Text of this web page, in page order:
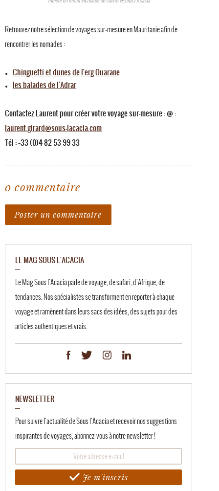
Retrouvez notre sélection de voyages sur-mesure en Mauritanie afin de
rencontrer les nomades :
Chinguetti et dunes de l'erg Ouarane
les balades de l'Adrar
Contactez Laurent pour créer votre voyage sur-mesure : @ :
laurent.girard@sous-lacacia.com
Tél : +33 (0)4 82 53 99 33
0 commentaire
Poster un commentaire
LE MAG SOUS L'ACACIA
Le Mag Sous l'Acacia parle de voyage, de safari, d'Afrique, de
tendances. Nos spécialistes se transforment en reporter à chaque
voyage et ramènent dans leurs sacs des idées, des sujets pour des
articles authentiques et vrais.
NEWSLETTER
Pour suivre l'actualité de Sous l'Acacia et recevoir nos suggestions
inspirantes de voyages, abonnez-vous à notre newsletter !
Je m'inscris